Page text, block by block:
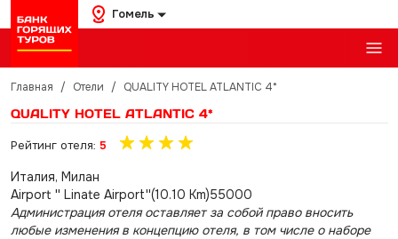
Гомель
Главная / Отели / QUALITY HOTEL ATLANTIC 4*
QUALITY HOTEL ATLANTIC 4*
Рейтинг отеля: 5
Италия, Милан
Airport '' Linate Airport''(10.10 Km)55000
Администрация отеля оставляет за собой право вносить
любые изменения в концепцию отеля, в том числе о наборе